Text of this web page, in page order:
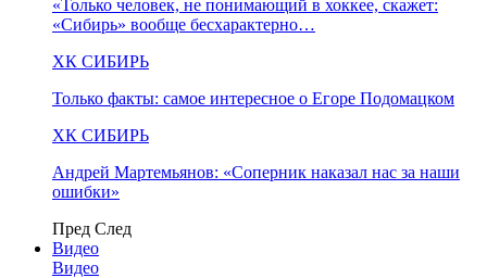
«Только человек, не понимающий в хоккее, скажет:
«Сибирь» вообще бесхарактерно…
ХК СИБИРЬ
Только факты: самое интересное о Егоре Подомацком
ХК СИБИРЬ
Андрей Мартемьянов: «Соперник наказал нас за наши
ошибки»
Пред След
Видео
Видео